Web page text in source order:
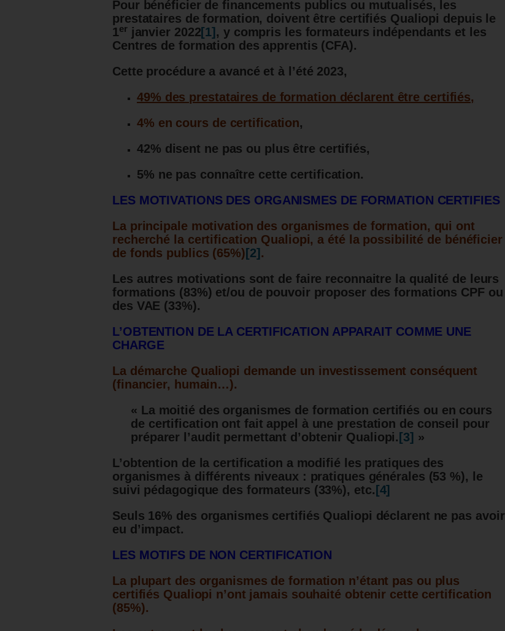
Pour bénéficier de financements publics ou mutualisés, les
prestataires de formation, doivent être certifiés Qualiopi depuis le
1erjanvier 2022[1] , y compris les formateurs indépendants et les
Centres de formation des apprentis (CFA).
Cette procédure a avancé et à l’été 2023,
49% des prestataires de formation déclarent être certifiés,
4% en cours de certification,
42% disent ne pas ou plus être certifiés,
5% ne pas connaître cette certification.
LES MOTIVATIONS DES ORGANISMES DE FORMATION CERTIFIES
La principale motivation des organismes de formation, qui ont
recherché la certification Qualiopi, a été la possibilité de bénéficier
de fonds publics (65%) [2] .
Les autres motivations sont de faire reconnaitre la qualité de leurs
formations (83%) et/ou de pouvoir proposer des formations CPF ou
des VAE (33%).
L’OBTENTION DE LA CERTIFICATION APPARAIT COMME UNE
CHARGE
La démarche Qualiopi demande un investissement conséquent
(financier, humain…).
« La moitié des organismes de formation certifiés ou en cours
de certification ont fait appel à une prestation de conseil pour
préparer l’audit permettant d’obtenir Qualiopi. [3] »
L’obtention de la certification a modifié les pratiques des
organismes à différents niveaux : pratiques générales (53 %), le
suivi pédagogique des formateurs (33%), etc. [4]
Seuls 16% des organismes certifiés Qualiopi déclarent ne pas avoir
eu d’impact.
LES MOTIFS DE NON CERTIFICATION
La plupart des organismes de formation n’étant pas ou plus
certifiés Qualiopi n’ont jamais souhaité obtenir cette certification
(85%).